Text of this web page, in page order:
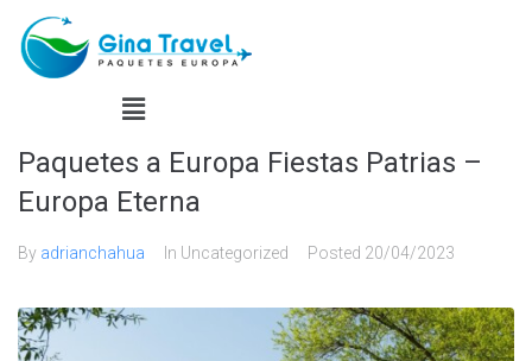
Paquetes a Europa Fiestas Patrias –
Europa Eterna
By adrianchahua In Uncategorized Posted 20/04/2023